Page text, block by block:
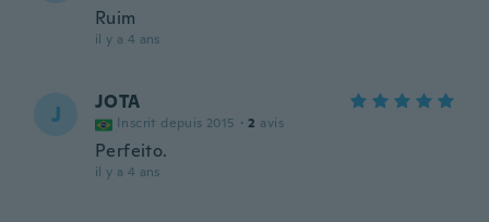
Ruim
il y a 4 ans
J JOTA
Inscrit depuis 2015 · 2 avis
Perfeito.
il y a 4 ans